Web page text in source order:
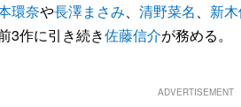
環奈や長澤まさみ、 清野菜名、 新
3作に引き続き佐藤信介が務める。
ADVERTISEMENT